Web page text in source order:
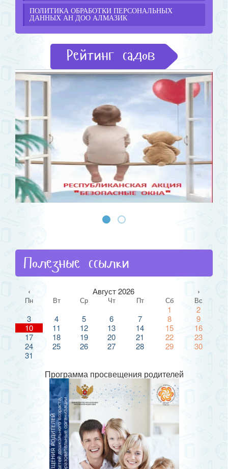
ПОЛИТИКА ОБРАБОТКИ ПЕРСОНАЛЬНЫХ
ДАННЫХ АН ДОО АЛМАЗИК
Рейтинг садов
Полезные ссылки
‹ Август 2026 ›
Пн Вт Ср Чт Пт Сб Вс
1
2
3
4 5 6 7 8
9
10
11 12 13 14 15
16
17
18 19 20 21 22
23
24
25 26 27 28 29
30
31
Программа просвещения родителей